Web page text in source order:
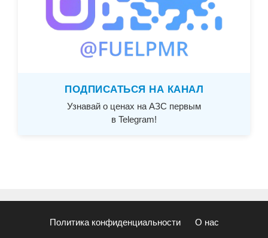
ПОДПИСАТЬСЯ НА КАНАЛ
Узнавай о ценах на АЗС первым
в Telegram!
Политика конфиденциальности О нас